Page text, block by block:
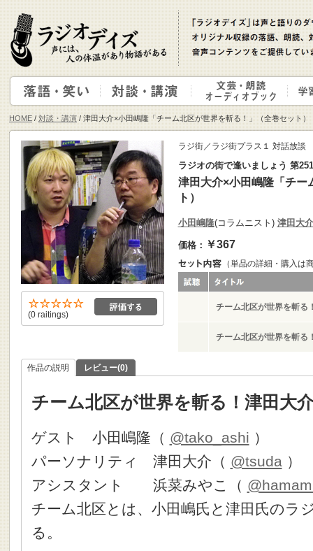
HOME / 対談・講演 / 津田大介×小田嶋隆「チーム北区が世界を斬る！」（全巻セット）
(0 raitings)
ラジ街／ラジ街プラス１ 対話放談
ラジオの街で逢いましょう 第
津田大介×小田嶋隆「チー
ト）
小田嶋隆(コラムニスト) 津田大介
価格： ￥367
（単品の詳細・購入は
チーム北区が世界を斬る
チーム北区が世界を斬
作品の説明 レビュー(0)
チーム北区が世界を斬る！津田大
ゲスト 小田嶋隆（ @tako_ashi ）
パーソナリティ 津田大介（ @tsuda）
アシスタント 浜菜みやこ（
チーム北区とは、小田嶋氏と津田氏のラ
る。